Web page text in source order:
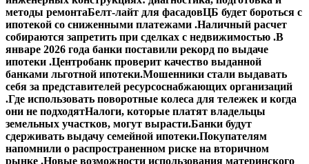
методы ремонтаБелт-лайт для фасадовЦБ будет бороться с
ипотекой со сниженными платежами .Наличный расчет
собираются запретить при сделках с недвижимостью .В
январе 2026 года банки поставили рекорд по выдаче
ипотеки .Центробанк проверит качество выданной
банками льготной ипотеки.Мошенники стали выдавать
себя за представителей ресурсоснабжающих организаций
.Где использовать поворотные колеса для тележек и когда
они не подходятНалоги, которые платят владельцы
земельных участков, могут вырасти.Банки будут
сдерживать выдачу семейной ипотеки.Покупателям
напомнили о распространенном риске на вторичном
рынке .Новые возможности использования материнского